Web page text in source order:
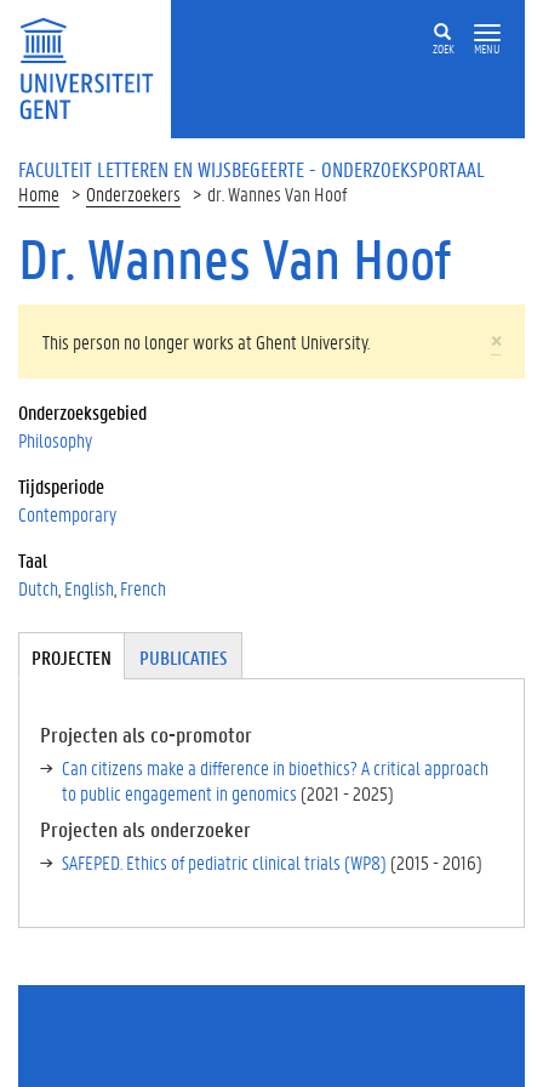
Overslaan en naar de inhoud gaan
ZOEK MENU
FACULTEIT LETTEREN EN WIJSBEGEERTE - ONDERZOEKSPORTAAL
Home Onderzoekers dr. Wannes Van Hoof
Dr. Wannes Van Hoof
×
WAARSCHUWINGSBERICHT
This person no longer works at Ghent University.
Onderzoeksgebied
Philosophy
Tijdsperiode
Contemporary
Taal
Dutch English French
Tabgroup
PROJECTEN
TI
E
V
E
T
A
L
D
PUBLICATIES
Projecten als co-promotor
Can citizens make a difference in bioethics? A critical approach
to public engagement in genomics (2021-2025)
Projecten als onderzoeker
SAFEPED. Ethics of pediatric clinical trials (WP8) (2015-2016)